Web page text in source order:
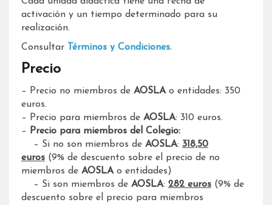
activación y un tiempo determinado para su
realización.
Consultar
Términos y Condiciones.
Precio
– Precio no miembros de AOSLA o entidades: 350
euros.
– Precio para miembros de AOSLA: 310 euros.
–
Precio para miembros del Colegio:
– Si no son miembros de AOSLA: 318,50
euros (9% de descuento sobre el precio de no
miembros de AOSLA o entidades)
– Si son miembros de AOSLA: 282 euros (9% de
descuento sobre el precio para miembros